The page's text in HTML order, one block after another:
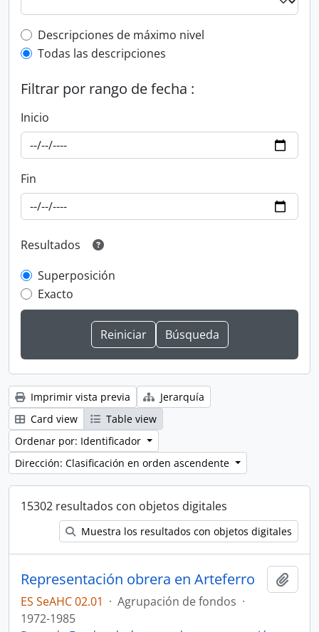
Top-level description filter
Descripciones de máximo nivel
Todas las descripciones
Filtrar por rango de fecha :
Inicio
Fin
Resultados
Superposición
Exacto
Imprimir vista previa
Jerarquía
Card view
Table view
Ordenar por: Identificador
Dirección: Clasificación en orden ascendente
15302 resultados con objetos digitales
Muestra los resultados con objetos digitales
Representación obrera en Arteferro
ES SeAHC 02.01 · Agrupación de fondos ·
1972-1985